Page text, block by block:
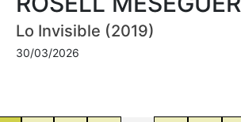
Lo Invisible (2019)
30/03/2026